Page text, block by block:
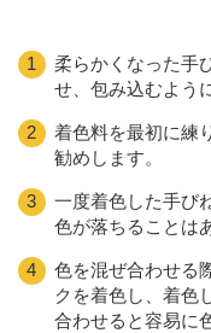
柔らかくなった手
せ、包み込むよう
着色料を最初に練
勧めします。
一度着色した手び
色が落ちることは
色を混ぜ合わせる
クを着色し、着色
合わせると容易に